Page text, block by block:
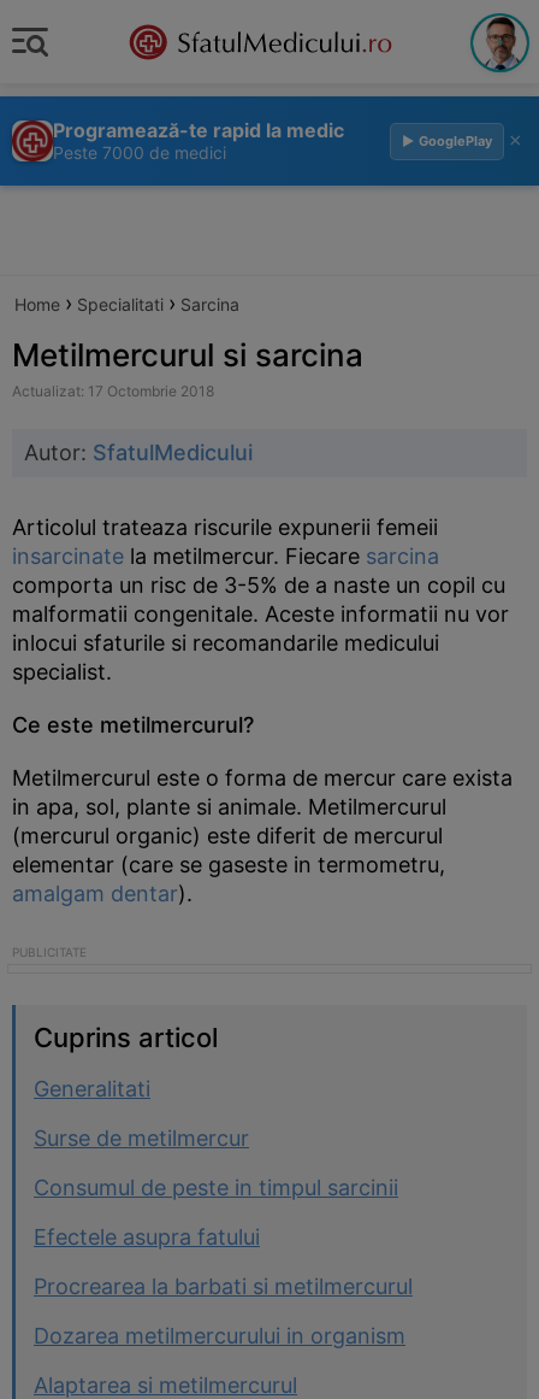
Programează-te rapid la medic
Peste 7000 de medici
▶ GooglePlay ×
Home › Specialitati › Sarcina
Metilmercurul si sarcina
Actualizat: 17 Octombrie 2018
Autor: SfatulMedicului
Articolul trateaza riscurile expunerii femeii
insarcinate la metilmercur. Fiecare sarcina
comporta un risc de 3-5% de a naste un copil cu
malformatii congenitale. Aceste informatii nu vor
inlocui sfaturile si recomandarile medicului
specialist.
Ce este metilmercurul?
Metilmercurul este o forma de mercur care exista
in apa, sol, plante si animale. Metilmercurul
(mercurul organic) este diferit de mercurul
elementar (care se gaseste in termometru,
amalgam dentar).
Cuprins articol
Generalitati
Surse de metilmercur
Consumul de peste in timpul sarcinii
Efectele asupra fatului
Procrearea la barbati si metilmercurul
Dozarea metilmercurului in organism
Alaptarea si metilmercurul